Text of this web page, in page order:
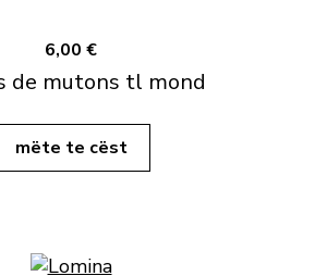
6,00 €
de mutons tl mond
mëte te cëst